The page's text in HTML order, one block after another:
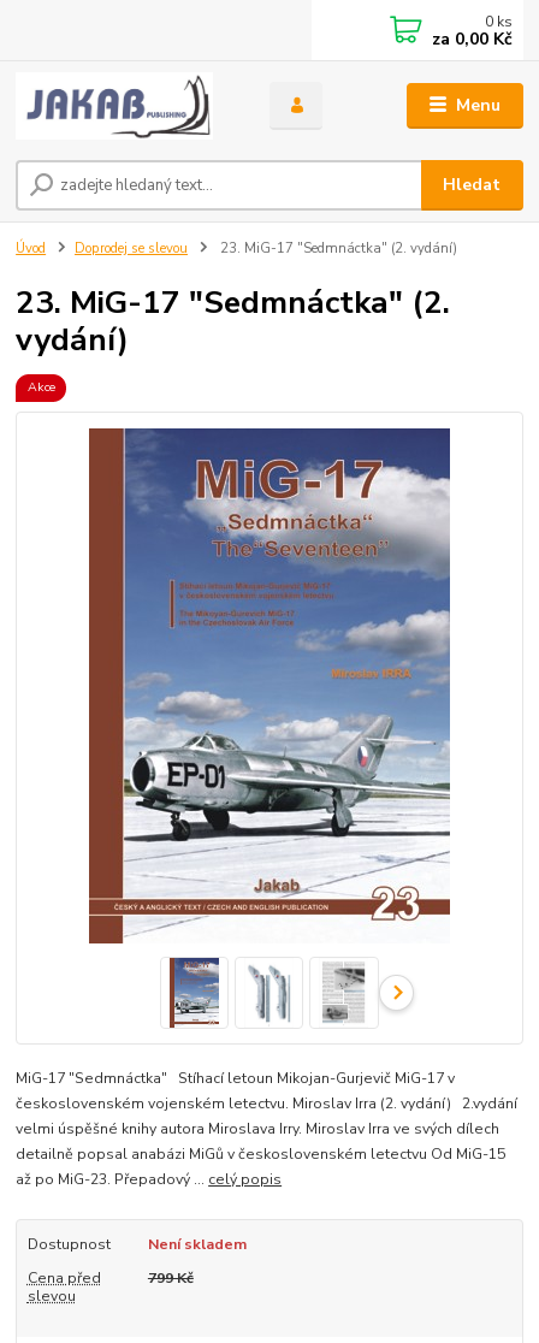
Menu
Hledat
0 ks
za 0,00 Kč
Úvod Doprodej se slevou 23. MiG-17 "Sedmnáctka" (2. vydání)
23. MiG-17 "Sedmnáctka" (2.
vydání)
Akce
MiG-17 "Sedmnáctka" Stíhací letoun Mikojan-Gurjevič MiG-17 v
československém vojenském letectvu. Miroslav Irra (2. vydání) 2.vydání
velmi úspěšné knihy autora Miroslava Irry. Miroslav Irra ve svých dílech
detailně popsal anabázi MiGů v československém letectvu Od MiG-15
až po MiG-23. Přepadový ... celý popis
Dostupnost
Není skladem
Cena před
slevou
799 Kč